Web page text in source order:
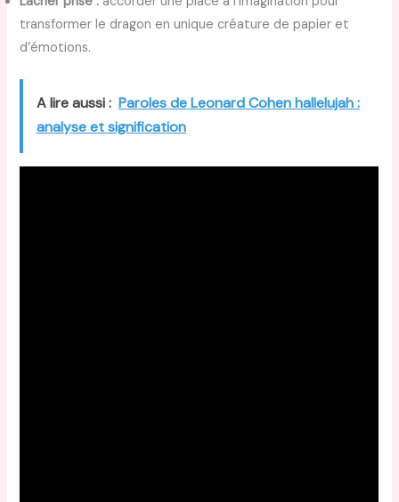
transformer le dragon en unique créature de papier et
d’émotions.
A lire aussi : Paroles de Leonard Cohen hallelujah :
analyse et signification